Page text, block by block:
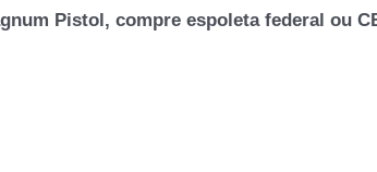
Pistol, compre espoleta federal ou